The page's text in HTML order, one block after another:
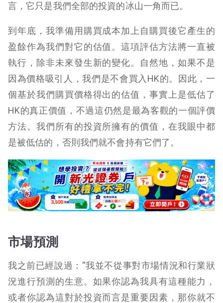
言，它只是我們全部的投資的冰山一角而已。
到年底，我準備用購買成本加上自購買後它產生的
盈餘作為我們對它的估值。這項評估方法將一直被
執行，除非未來發生新的變化。自然地，如果不是
因為價格吸引人，我們是不會買入HK的。因此， 一
個基於我們購買價格得出的估值，事實上是低估了
HK的真正價值 ，不過這仍然是最為客觀的一個評價
方法。我們所有的投資所擁有的價值，在我眼中都
是被低估的，否則我們就不會持有它們了。
市場預測
我之前已經說過：“我並不從事對市場情況和行業狀
況進行預測的生意。如果你認為我具有這種能力，
或者你認為這對於投資而言是重要因素，那你就不